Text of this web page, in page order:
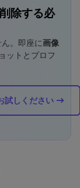
除する必
。即座に画像
ットとプロフ
試しください →